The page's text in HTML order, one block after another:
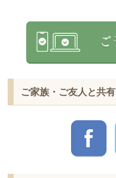
ご家族・ご友人と共有